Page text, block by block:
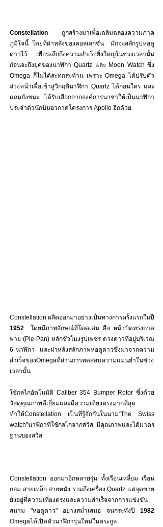
Constellation ถูกสร้างมาเพื่อเฉลิมฉลองความภาค
ภูมิใจนี้ โดยที่ฝาหลังของคอลเลกชั่น  มักจะสลักรูปหอดู
ดาวไว้ เพื่อระลึกถึงความสำเร็จยิ่งใหญ่ในช่วงเวลานั้น
ก่อนจะถึงยุคของนาฬิกา Quartz และ Moon Watch ซึ่ง
Omega ก็ไม่ได้สะทกสะท้าน เพราะ Omega ได้ปรับตัว
ล่วงหน้าเพื่อเข้าสู่วิกฤตินาฬิกา Quartz ได้ก่อนใคร และ
แถมยังชนะ ได้รับเลือกจากองค์การนาซ่าให้เป็นนาฬิกา
ประจำตัวนักบินอวกาศโครงการ Apollo อีกด้วย
Constellation ผลิตออกมาอย่างเป็นทางการครั้งแรกในปี
1952
  โดยมีภาพลักษณ์ที่โดดเด่น คือ หน้าปัดทรงถาด
พาย (Pie-Pan) หลักชั่วโมงรูปเพชร ดวงดาวที่อยู่บริเวณ
6 นาฬิกา  และฝาหลังสลักภาพหอดูดาวซึ่งมาจากความ
สำเร็จของOmegaที่ผ่านการทดสอบความแม่นยำในช่วง
เวลานั้น
ใช้กลไกอัตโนมัติ Caliber 354 Bumper Rotor ซึ่งด้วย
วัสดุคุณภาพดีเยี่ยมและมีความเที่ยงตรงมากที่สุด
ทำให้Constellation เป็นที่รู้จักกันในนาม“The Swiss
watch”นาฬิกาที่ใช้กลไกจากสวิส มีคุณภาพและได้มาตร
ฐานของสวิส
Constellation ออกมาอีกหลายรุ่น ทั้งเรือนเหลี่ยม เรือน
กลม สายเหล็ก สายหนัง รวมถึงเครื่อง Quartz แต่จุดขาย
ยังอยู่ที่ความเที่ยงตรงและความสำเร็จจากการแข่งขัน
สนาม "หอดูดาว" อย่างสม่ำเสมอ จนกระทั่งปี 1982
Omegaได้เปิดตัวนาฬิการุ่นใหม่ในตระกูล